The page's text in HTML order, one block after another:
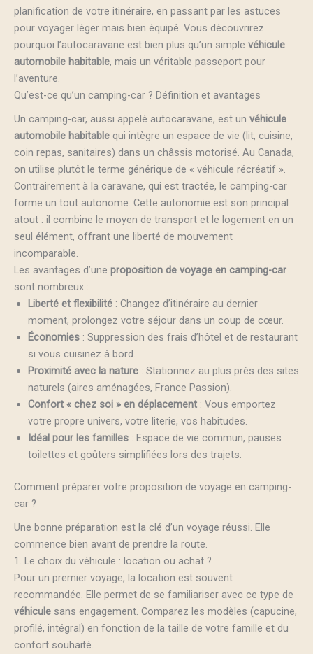
planification de votre itinéraire, en passant par les astuces
pour voyager léger mais bien équipé. Vous découvrirez
pourquoi l’autocaravane est bien plus qu’un simple véhicule
automobile habitable, mais un véritable passeport pour
l’aventure.
Qu’est-ce qu’un camping-car ? Définition et avantages
Un camping-car, aussi appelé autocaravane, est un véhicule
automobile habitable qui intègre un espace de vie (lit, cuisine,
coin repas, sanitaires) dans un châssis motorisé. Au Canada,
on utilise plutôt le terme générique de « véhicule récréatif ».
Contrairement à la caravane, qui est tractée, le camping-car
forme un tout autonome. Cette autonomie est son principal
atout : il combine le moyen de transport et le logement en un
seul élément, offrant une liberté de mouvement
incomparable.
Les avantages d’une proposition de voyage en camping-car
sont nombreux :
Liberté et flexibilité : Changez d’itinéraire au dernier
moment, prolongez votre séjour dans un coup de cœur.
Économies : Suppression des frais d’hôtel et de restaurant
si vous cuisinez à bord.
Proximité avec la nature : Stationnez au plus près des sites
naturels (aires aménagées, France Passion).
Confort « chez soi » en déplacement : Vous emportez
votre propre univers, votre literie, vos habitudes.
Idéal pour les familles : Espace de vie commun, pauses
toilettes et goûters simplifiées lors des trajets.
Comment préparer votre proposition de voyage en camping-
car ?
Une bonne préparation est la clé d’un voyage réussi. Elle
commence bien avant de prendre la route.
1. Le choix du véhicule : location ou achat ?
Pour un premier voyage, la location est souvent
recommandée. Elle permet de se familiariser avec ce type de
véhicule sans engagement. Comparez les modèles (capucine,
profilé, intégral) en fonction de la taille de votre famille et du
confort souhaité.